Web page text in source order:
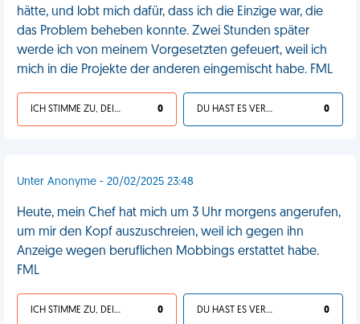
hätte, und lobt mich dafür, dass ich die Einzige war, die
das Problem beheben konnte. Zwei Stunden später
werde ich von meinem Vorgesetzten gefeuert, weil ich
mich in die Projekte der anderen eingemischt habe. FML
ICH STIMME ZU, DEIN LEBEN IST SCHEISSE 0 DU HAST ES VERDIENT 0
Unter Anonyme - 20/02/2025 23:48
Heute, mein Chef hat mich um 3 Uhr morgens angerufen,
um mir den Kopf auszuschreien, weil ich gegen ihn
Anzeige wegen beruflichen Mobbings erstattet habe.
FML
ICH STIMME ZU, DEIN LEBEN IST SCHEISSE 0 DU HAST ES VERDIENT 0